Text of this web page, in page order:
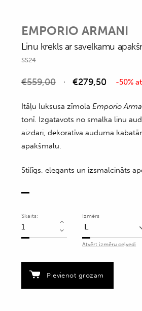
EMPORIO ARMANI
Linu krekls ar savelkamu
SS24
€559,00 €279,50 -50%
Itāļu luksusa zīmolaEmporio
tonī. Izgatavots no smalka linu
aizdari, dekoratīva auduma
apakšmalu.
Stilīgs, elegants un izsmalcināts
Skaits:
Linu
krekls
savelkamu
apakšmalu
quantity
Izmērs
Atvērt izmēru ceļvedi
Pievienot grozam